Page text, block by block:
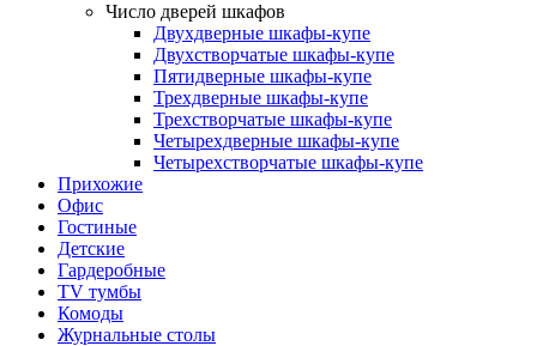
Число дверей шкафов
Двухдверные шкафы-купе
Двухстворчатые шкафы-купе
Пятидверные шкафы-купе
Трехдверные шкафы-купе
Трехстворчатые шкафы-купе
Четырехдверные шкафы-купе
Четырехстворчатые шкафы-купе
Прихожие
Офис
Гостиные
Детские
Гардеробные
TV тумбы
Комоды
Журнальные столы